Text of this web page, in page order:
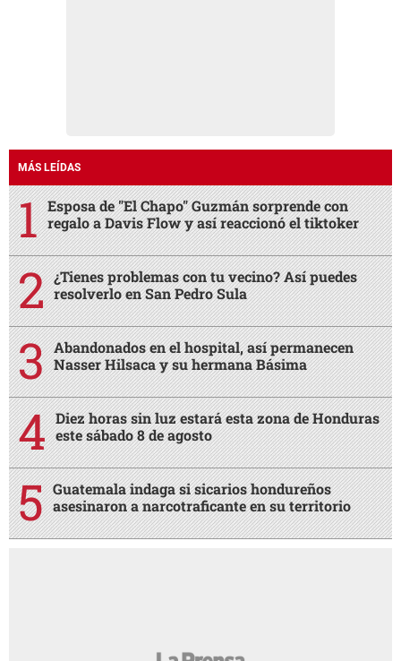
MÁS LEÍDAS
Esposa de "El Chapo" Guzmán sorprende con
regalo a Davis Flow y así reaccionó el tiktoker
¿Tienes problemas con tu vecino? Así puedes
resolverlo en San Pedro Sula
Abandonados en el hospital, así permanecen
Nasser Hilsaca y su hermana Básima
Diez horas sin luz estará esta zona de Honduras
este sábado 8 de agosto
Guatemala indaga si sicarios hondureños
asesinaron a narcotraficante en su territorio